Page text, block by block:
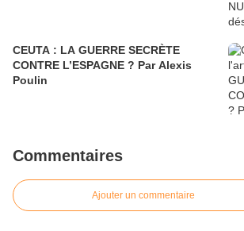
CEUTA : LA GUERRE SECRÈTE
CONTRE L’ESPAGNE ? Par Alexis
Poulin
Commentaires
Ajouter un commentaire